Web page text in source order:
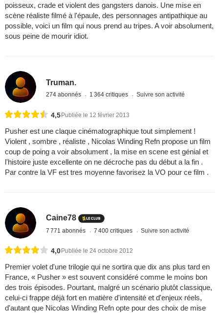
poisseux, crade et violent des gangsters danois. Une mise en
scène réaliste filmé à l'épaule, des personnages antipathique au
possible, voici un film qui nous prend au tripes. A voir absolument,
sous peine de mourir idiot.
Truman.
274 abonnés 1 364 critiques Suivre son activité
4,5Publiée le 12 février 2013
Pusher est une claque cinématographique tout simplement !
Violent , sombre , réaliste , Nicolas Winding Refn propose un film
coup de poing a voir absolument , la mise en scene est génial et
l'histoire juste excellente on ne décroche pas du début a la fin .
Par contre la VF est tres moyenne favorisez la VO pour ce film .
Caine78
7 771 abonnés 7 400 critiques Suivre son activité
4,0Publiée le 24 octobre 2012
Premier volet d'une trilogie qui ne sortira que dix ans plus tard en
France, « Pusher » est souvent considéré comme le moins bon
des trois épisodes. Pourtant, malgré un scénario plutôt classique,
celui-ci frappe déjà fort en matière d'intensité et d'enjeux réels,
d'autant que Nicolas Winding Refn opte pour des choix de mise